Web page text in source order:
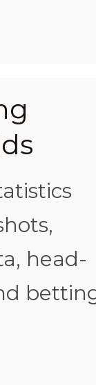
head-